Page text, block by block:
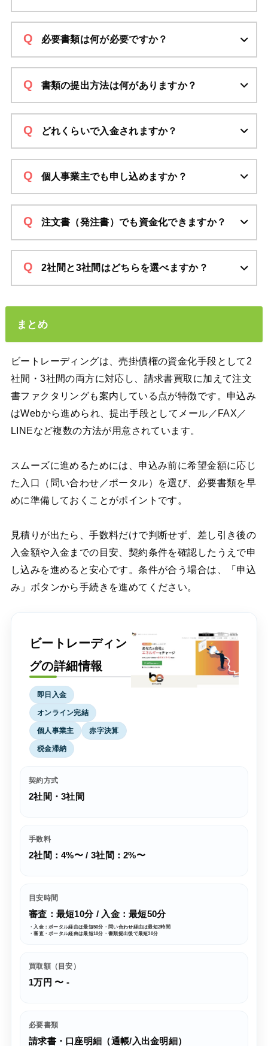
必要書類は何が必要ですか？
書類の提出方法は何がありますか？
どれくらいで入金されますか？
個人事業主でも申し込めますか？
注文書（発注書）でも資金化できますか？
2社間と3社間はどちらを選べますか？
まとめ
ビートレーディングは、売掛債権の資金化手段として2
社間・3社間の両方に対応し、請求書買取に加えて注文
書ファクタリングも案内している点が特徴です。申込み
はWebから進められ、提出手段としてメール／FAX／
LINEなど複数の方法が用意されています。
スムーズに進めるためには、申込み前に希望金額に応じ
た入口（問い合わせ／ポータル）を選び、必要書類を早
めに準備しておくことがポイントです。
見積りが出たら、手数料だけで判断せず、差し引き後の
入金額や入金までの目安、契約条件を確認したうえで申
し込みを進めると安心です。条件が合う場合は、「申込
み」ボタンから手続きを進めてください。
ビートレーディン
グの詳細情報
即日入金
オンライン完結
個人事業主 赤字決算
税金滞納
契約方式
2社間・3社間
手数料
2社間：4%〜 / 3社間：2%〜
目安時間
審査：最短10分 / 入金：最短50分
・入金：ポータル経由は最短50分・問い合わせ経由は最短2時間
・審査・ポータル経由は最短10分・書類提出後で最短30分
買取額（目安）
1万円 〜 -
必要書類
請求書・口座明細（通帳/入出金明細）